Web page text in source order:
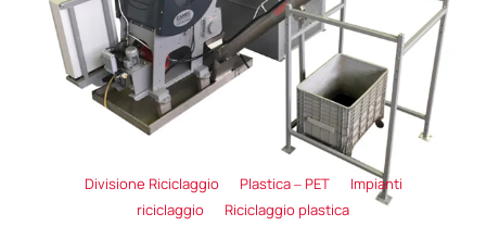
Divisione Riciclaggio Plastica – PET
Impianti
riciclaggio
Riciclaggio plastica